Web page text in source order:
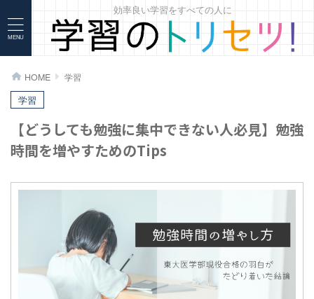
効率良い学習をすべての人に
HOME > 学習
学習
【どうしても勉強に集中できない人必見】勉強
時間を増やすためのTips